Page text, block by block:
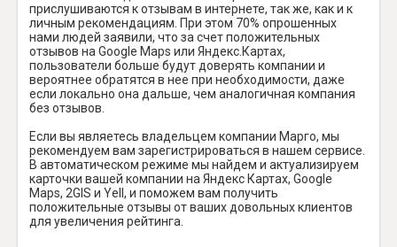
прислушиваются к отзывам в интернете, так же, как и к
личным рекомендациям. При этом 70% опрошенных
нами людей заявили, что за счет положительных
отзывов на Google Maps или Яндекс.Картах,
пользователи больше будут доверять компании и
вероятнее обратятся в нее при необходимости, даже
если локально она дальше, чем аналогичная компания
без отзывов.
Если вы являетесь владельцем компании Марго, мы
рекомендуем вам зарегистрироваться в нашем сервисе.
В автоматическом режиме мы найдем и актуализируем
карточки вашей компании на Яндекс Картах, Google
Maps, 2GIS и Yell, и поможем вам получить
положительные отзывы от ваших довольных клиентов
для увеличения рейтинга.